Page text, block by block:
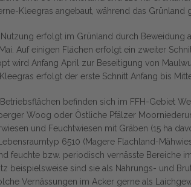
Kleegras angebaut, während das
Nutzung erfolgt im Grünland durch Beweidung
Auf einigen Flächen erfolgt ein zweiter
wird Anfang April zur Beseitigung von
Kleegras erfolgt der erste Schnitt Anfang bis
befinden sich im FFH-Gebiet
Woog oder Östliche Pfälzer
und Feuchtwiesen mit Gräben (15 ha
6510 (Magere Flachland-
feuchte bzw. periodisch vernässte Bereiche
beispielsweise sind sie als Nahrungs- und
Vernässungen im Acker gerne als